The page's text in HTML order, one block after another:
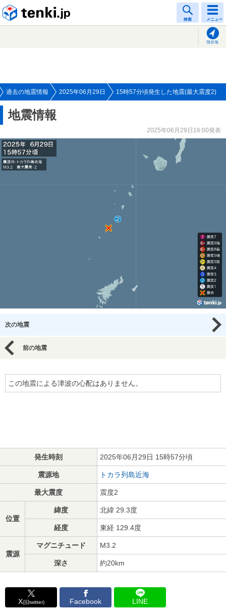
検索 メニュー
現在地
過去の地震情報 2025年06月29日 15時57分頃発生した地震(最大震度2)
地震情報
2025年06月29日16:00発表
次の地震
前の地震
この地震による津波の心配はありません。
発生時刻 2025年06月29日 15時57分頃
震源地 トカラ列島近海
最大震度 震度2
位置
緯度 北緯 29.3度
経度 東経 129.4度
震源
マグニチュード M3.2
深さ 約20km
X(旧twitter) Facebook LINE